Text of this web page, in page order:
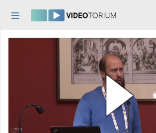
Kategóriák
Lejátszási listák